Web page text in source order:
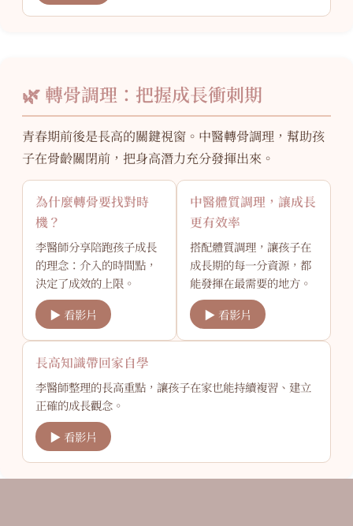
🌿 轉骨調理：把握成長衝刺期
青春期前後是長高的關鍵視窗。中醫轉骨調理，幫助孩
子在骨齡關閉前，把身高潛力充分發揮出來。
為什麼轉骨要找對時
機？
李醫師分享陪跑孩子成長
的理念：介入的時間點，
決定了成效的上限。
▶ 看影片
中醫體質調理，讓成長
更有效率
搭配體質調理，讓孩子在
成長期的每一分資源，都
能發揮在最需要的地方。
▶ 看影片
長高知識帶回家自學
李醫師整理的長高重點，讓孩子在家也能持續複習、建立
正確的成長觀念。
▶ 看影片